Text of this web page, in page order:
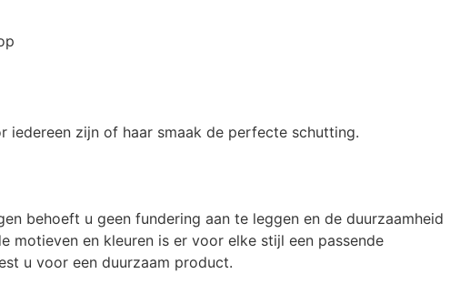
iedereen zijn of haar smaak de perfecte schutting.
behoeft u geen fundering aan te leggen en de duurzaamheid
motieven en kleuren is er voor elke stijl een passende
u voor een duurzaam product.